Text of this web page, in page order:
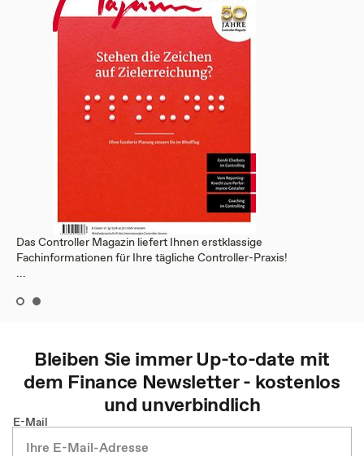
Das Controller Magazin liefert Ihnen erstklassige
Fachinformationen für Ihre tägliche Controller-Praxis!
...
Bleiben Sie immer Up-to-date mit
dem Finance Newsletter - kostenlos
und unverbindlich
E-Mail